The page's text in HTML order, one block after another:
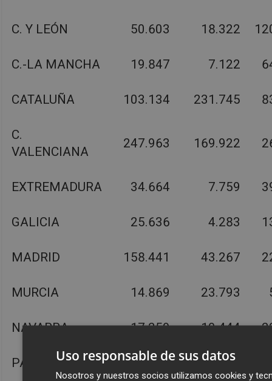
C. Y LEÓN 50.603 18.322
C.-LA MANCHA 19.847 7.122
CATALUÑA 103.134 231.745
C.
VALENCIANA
247.963 169.922
EXTREMADURA 34.664 7.759
GALICIA 25.636 4.283
MADRID 158.441 43.267
MURCIA 14.869 23.793
NAVARRA 17.259 10.444
PAÍS VASCO 28.728 15.261
Uso responsable de sus datos
Nosotros y nuestros socios utilizamos cookies y